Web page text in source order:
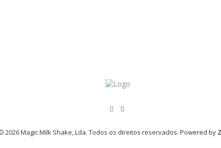
2026 Magic Milk Shake, Lda. Todos os direitos reservados. Powered by